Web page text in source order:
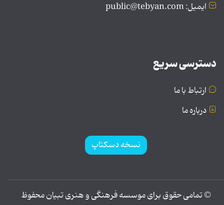
ایمیل: public@tebyan.com
دسترسی سریع
ارتباط با ما
درباره ما
نسخه دسکتاپ
© تمامی حقوق برای موسسه فرهنگی و هنری تبیان محفوظ